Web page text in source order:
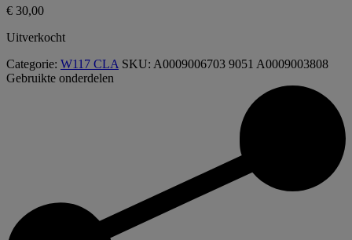
€ 30,00
Uitverkocht
Categorie: W117 CLA SKU: A0009006703 9051 A0009003808
Gebruikte onderdelen